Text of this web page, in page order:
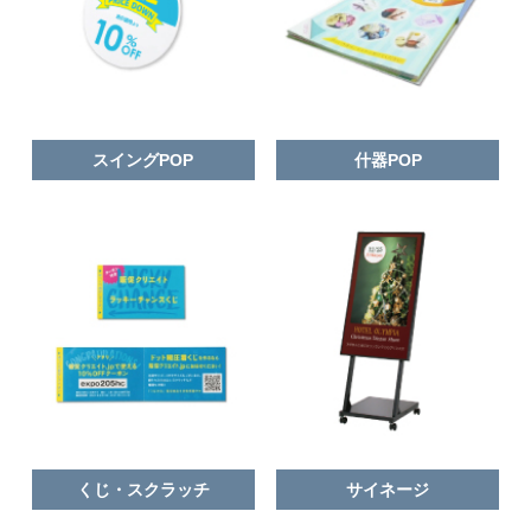
スイングPOP 什器POP
くじ・スクラッチ サイネージ